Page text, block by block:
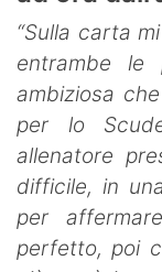
“Sulla carta
entrambe le
ambiziosa
per lo
allenatore
difficile, in
per
perfetto, poi